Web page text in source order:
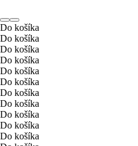
Do košíka
Do košíka
Do košíka
Do košíka
Do košíka
Do košíka
Do košíka
Do košíka
Do košíka
Do košíka
Do košíka